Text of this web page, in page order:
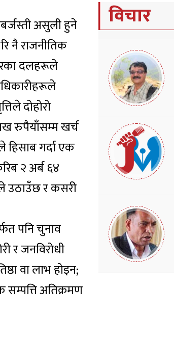
असुली हुने
नै राजनीतिक
दलहरूले
दोहोरो
रुपैयाँसम्म खर्च
हिसाब गर्दा एक
२ अर्ब ६४
उठाउँछ र कसरी
पनि चुनाव
र जनविरोधी
वा लाभ होइन;
सम्पत्ति अतिक्रमण
विचार